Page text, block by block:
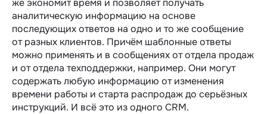
же экономит время и позволяет получать
аналитическую информацию на основе
последующих ответов на одно и то же сообщение
от разных клиентов. Причём шаблонные ответы
можно применять и в сообщениях от отдела продаж
и от отдела техподдержки, например. Они могут
содержать любую информацию от изменения
времени работы и старта распродаж до серьёзных
инструкций. И всё это из одного CRM.